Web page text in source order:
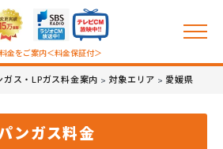
金をご案内＜料金保証付＞
ス・LPガス料金案内 > 対象エリア > 愛媛県
ンガス料金